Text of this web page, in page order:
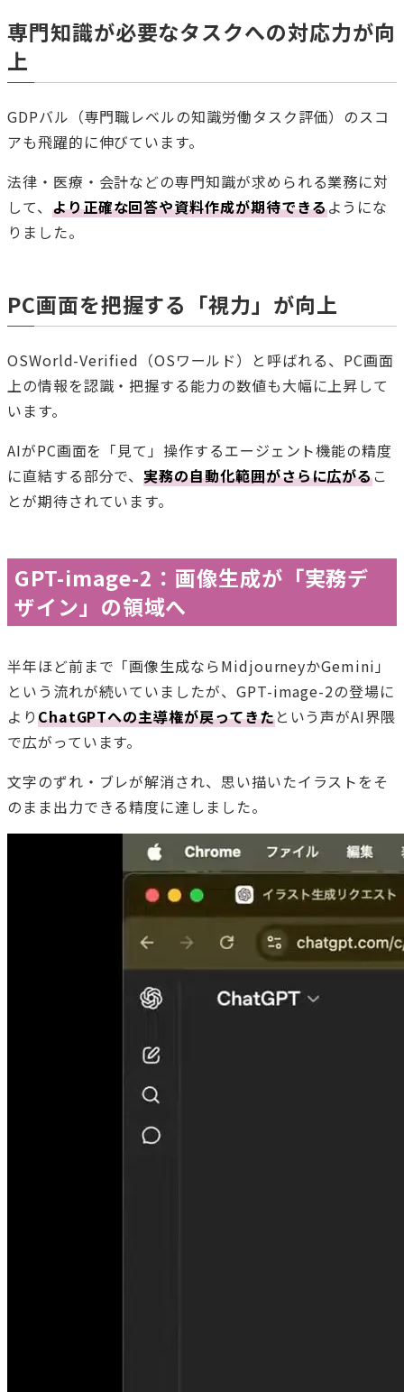
専門知識が必要なタスクへの対応力が向
上
GDPバル（専門職レベルの知識労働タスク評価）のスコ
アも飛躍的に伸びています。
法律・医療・会計などの専門知識が求められる業務に対
して、 より正確な回答や資料作成が期待できるようにな
りました。
PC画面を把握する「視力」が向上
OSWorld-Verified（OSワールド）と呼ばれる、PC画面
上の情報を認識・把握する能力の数値も大幅に上昇して
います。
AIがPC画面を「見て」操作するエージェント機能の精度
に直結する部分で、実務の自動化範囲がさらに広がるこ
とが期待されています。
GPT-image-2：画像生成が「実務デ
ザイン」の領域へ
半年ほど前まで「画像生成ならMidjourneyかGemini」
という流れが続いていましたが、GPT-image-2の登場に
よりChatGPTへの主導権が戻ってきたという声がAI界隈
で広がっています。
文字のずれ・ブレが解消され、思い描いたイラストをそ
のまま出力できる精度に達しました。